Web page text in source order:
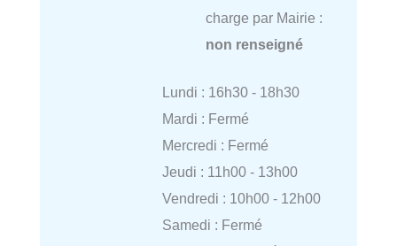
charge par Mairie :
non renseigné
Lundi : 16h30 - 18h30
Mardi : Fermé
Mercredi : Fermé
Jeudi : 11h00 - 13h00
Vendredi : 10h00 - 12h00
Samedi : Fermé